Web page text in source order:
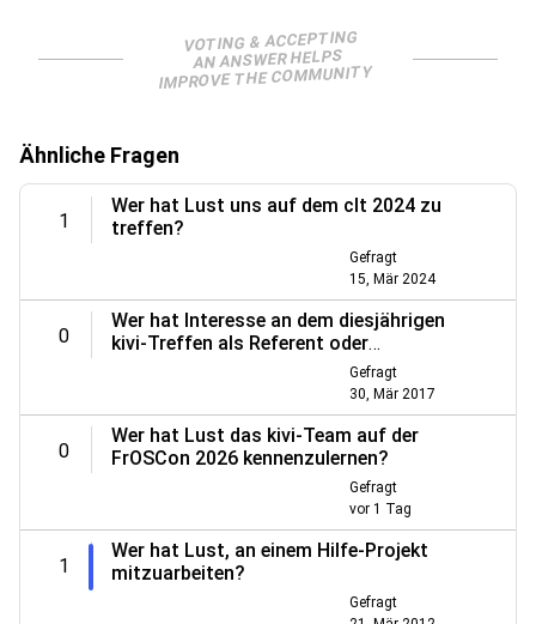
VOTING & ACCEPTING
AN ANSWER HELPS
IMPROVE THE COMMUNITY
Ähnliche Fragen
1
Wer hat Lust uns auf dem clt 2024 zu
treffen?
Gefragt
15, Mär 2024
0
Wer hat Interesse an dem diesjährigen
kivi-Treffen als Referent oder
Gefragt
30, Mär 2017
0
Wer hat Lust das kivi-Team auf der
FrOSCon 2026 kennenzulernen?
Gefragt
vor 1 Tag
1
Wer hat Lust, an einem Hilfe-Projekt
mitzuarbeiten?
Gefragt